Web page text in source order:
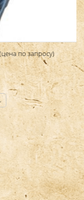
по запросу)